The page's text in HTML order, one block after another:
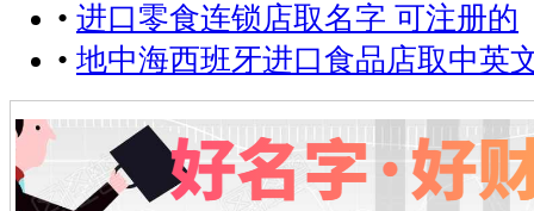
• 进口零食连锁店取名字 可注册的
• 地中海西班牙进口食品店取中英